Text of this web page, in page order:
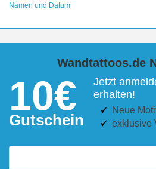
Namen und Datum
Wandtattoos.de
10€
Gutschein
Jetzt
erhalten!
Neue
exklusive